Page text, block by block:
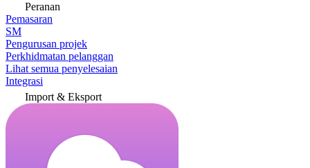
Peranan
Pemasaran
SM
Pengurusan projek
Perkhidmatan pelanggan
Lihat semua penyelesaian
Integrasi
Import & Eksport